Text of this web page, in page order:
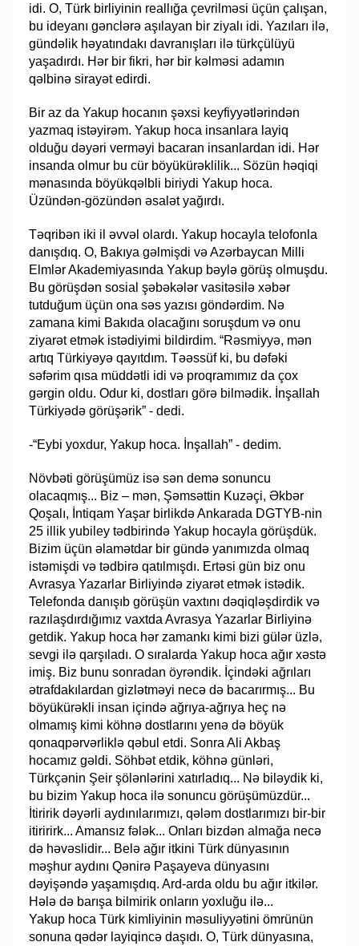
idi. O, Türk birliyinin reallığa çevrilməsi üçün çalışan,
bu ideyanı gənclərə aşılayan bir ziyalı idi. Yazıları ilə,
gündəlik həyatındakı davranışları ilə türkçülüyü
yaşadırdı. Hər bir fikri, hər bir kəlməsi adamın
qəlbinə sirayət edirdi.
Bir az da Yakup hocanın şəxsi keyfiyyətlərindən
yazmaq istəyirəm. Yakup hoca insanlara layiq
olduğu dəyəri verməyi bacaran insanlardan idi. Hər
insanda olmur bu cür böyükürəklilik... Sözün həqiqi
mənasında böyükqəlbli biriydi Yakup hoca.
Üzündən-gözündən əsalət yağırdı.
Təqribən iki il əvvəl olardı. Yakup hocayla telofonla
danışdıq. O, Bakıya gəlmişdi və Azərbaycan Milli
Elmlər Akademiyasında Yakup bəylə görüş olmuşdu.
Bu görüşdən sosial şəbəkələr vasitəsilə xəbər
tutduğum üçün ona səs yazısı göndərdim. Nə
zamana kimi Bakıda olacağını soruşdum və onu
ziyarət etmək istədiyimi bildirdim. “Rəsmiyyə, mən
artıq Türkiyəyə qayıtdım. Təəssüf ki, bu dəfəki
səfərim qısa müddətli idi və proqramımız da çox
gərgin oldu. Odur ki, dostları görə bilmədik. İnşallah
Türkiyədə görüşərik” - dedi.
-“Eybi yoxdur, Yakup hoca. İnşallah” - dedim.
Növbəti görüşümüz isə sən demə sonuncu
olacaqmış... Biz – mən, Şəmsəttin Kuzəçi, Əkbər
Qoşalı, İntiqam Yaşar birlikdə Ankarada DGTYB-nin
25 illik yubiley tədbirində Yakup hocayla görüşdük.
Bizim üçün əlamətdar bir gündə yanımızda olmaq
istəmişdi və tədbirə qatılmışdı. Ertəsi gün biz onu
Avrasya Yazarlar Birliyində ziyarət etmək istədik.
Telefonda danışıb görüşün vaxtını dəqiqləşdirdik və
razılaşdırdığımız vaxtda Avrasya Yazarlar Birliyinə
getdik. Yakup hoca hər zamankı kimi bizi gülər üzlə,
sevgi ilə qarşıladı. O sıralarda Yakup hoca ağır xəstə
imiş. Biz bunu sonradan öyrəndik. İçindəki ağrıları
ətrafdakılardan gizlətməyi necə də bacarırmış... Bu
böyükürəkli insan içində ağrıya-ağrıya heç nə
olmamış kimi köhnə dostlarını yenə də böyük
qonaqpərvərliklə qəbul etdi. Sonra Ali Akbaş
hocamız gəldi. Söhbət etdik, köhnə günləri,
Türkçənin Şeir şölənlərini xatırladıq... Nə biləydik ki,
bu bizim Yakup hoca ilə sonuncu görüşümüzdür...
İtiririk dəyərli aydınılarımızı, qələm dostlarımızı bir-bir
itiririrk... Amansız fələk... Onları bizdən almağa necə
də həvəslidir... Belə ağır itkini Türk dünyasının
məşhur aydını Qənirə Paşayeva dünyasını
dəyişəndə yaşamışdıq. Ard-arda oldu bu ağır itkilər.
Hələ də barışa bilmirik onların yoxluğu ilə...
Yakup hoca Türk kimliyinin məsuliyyətini ömrünün
sonuna qədər layiqincə daşıdı. O, Türk dünyasına,